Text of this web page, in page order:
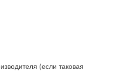
(если таковая